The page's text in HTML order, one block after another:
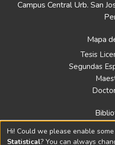
Campus Central Urb. San
Mapa
Tesis
Segundas
Hi! Could we please enable
Statistical? You can always